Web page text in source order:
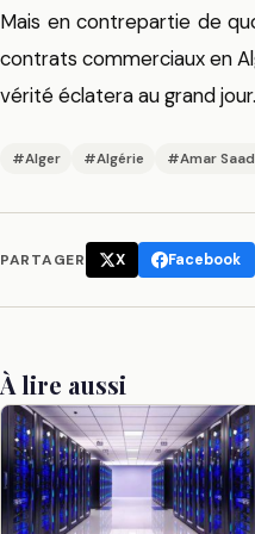
Mais en contrepartie de
contrats commerciaux en
vérité éclatera au grand jour.
#Alger #Algérie #Amar
PARTAGER X Facebook
À lire aussi